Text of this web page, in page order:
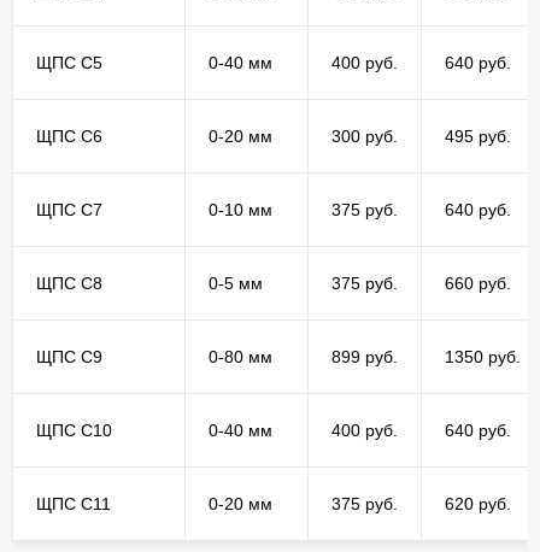
ЩПС С5 0-40 мм 400 руб. 640 руб.
ЩПС С6 0-20 мм 300 руб. 495 руб.
ЩПС С7 0-10 мм 375 руб. 640 руб.
ЩПС С8 0-5 мм 375 руб. 660 руб.
ЩПС С9 0-80 мм 899 руб. 1350 руб.
ЩПС С10 0-40 мм 400 руб. 640 руб.
ЩПС С11 0-20 мм 375 руб. 620 руб.